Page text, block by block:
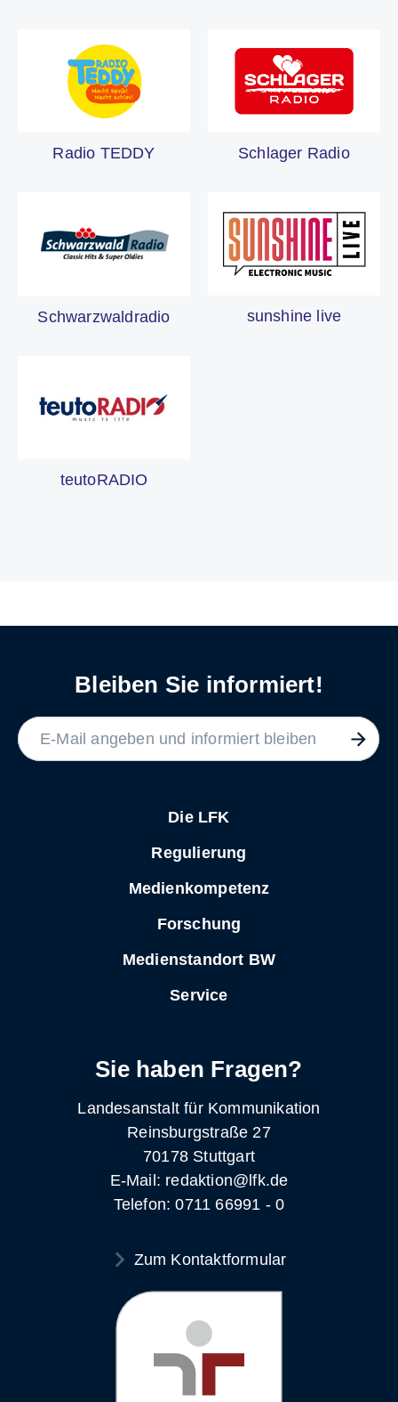
Radio TEDDY Schlager Radio
Schwarzwaldradio sunshine live
teutoRADIO
Bleiben Sie informiert!
Die LFK
Regulierung
Medienkompetenz
Forschung
Medienstandort BW
Service
Sie haben Fragen?
Landesanstalt für Kommunikation
Reinsburgstraße 27
70178 Stuttgart
E-Mail: redaktion@lfk.de
Telefon: 0711 66991 - 0
Zum Kontaktformular